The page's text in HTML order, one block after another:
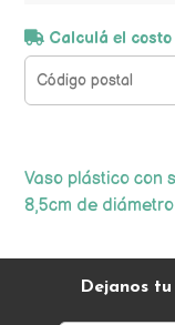
Calculá el costo
Vaso plástico con
8,5cm de
Dejanos